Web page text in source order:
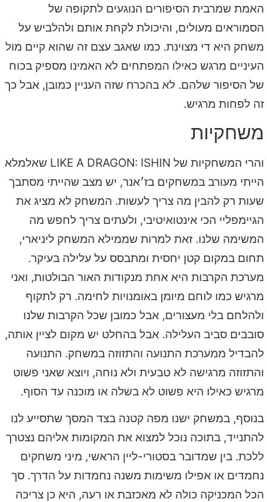
האמת שמרבית הסיפורים הנוגעים לתקופה של
הסמוראים מעולים, והיכולת לקחת אותם ולהלביש על
משחק היא די מצוינת. כמו שאגב עצם זה שהוא קיים מול
העיניים מרגש כאילו המפתחים לא האמינו מספיק בכוח
של הסיפור שלהם. לא בהכרח שזה העניין כמובן, אבל כך
זה לפחות מרגיש.
משחקיות
והרי המשחקיות של LIKE A DRAGON: ISHIN שאלמלא
הייתי מעורב במשחקים בז׳אנר, יש מצב שהייתי מסתבך
שעות רק להבין מה צריך לעשות. המשחק לא מציג את
הגיימפליי הכי אינטואיטיבי, ולעתים צריך לחפש מה
המשימה שלנו. זאת למרות שממילא המשחק ליניארי,
תחום במקום קטן יחסית ומתבסס על עלילה בעיקר.
מערכת הקרבות היא אחת מנקודות האור הבולטות, ואני
מרגיש כמו לוחם מיומן באומנויות לחימה. רק לתקוף
ולהלחם בלי מעצורים, אבל כמובן שכל הקרבות שלנו
סובבים סביב העלילה. אבל בהחלט יש מקום לציין אותה,
להבדיל ממערכת התנועה והתזוזה במשחק. התנועה
והתזוזה מרגישה לא טבעית ולא נוחה, ויוצא שאני פשוט
מרגיש כאילו היא פשוט לא בשלה או מוכנה עד הסוף.
בנוסף, במשחק ישנו מפה קטנה בצד המסך שתסייע לנו
להתנייד, בתוכה נוכל למצוא את המקומות אליהם נצטרך
ללכת. בין שמדובר בסטורי-ליין הראשי, מיני משחקים
נחמדים או אפילו משימות משנה נחמדות על הדרך. סך
הכל המכניקה כולה לא מאכזבת או רעה, היא כן צריכה